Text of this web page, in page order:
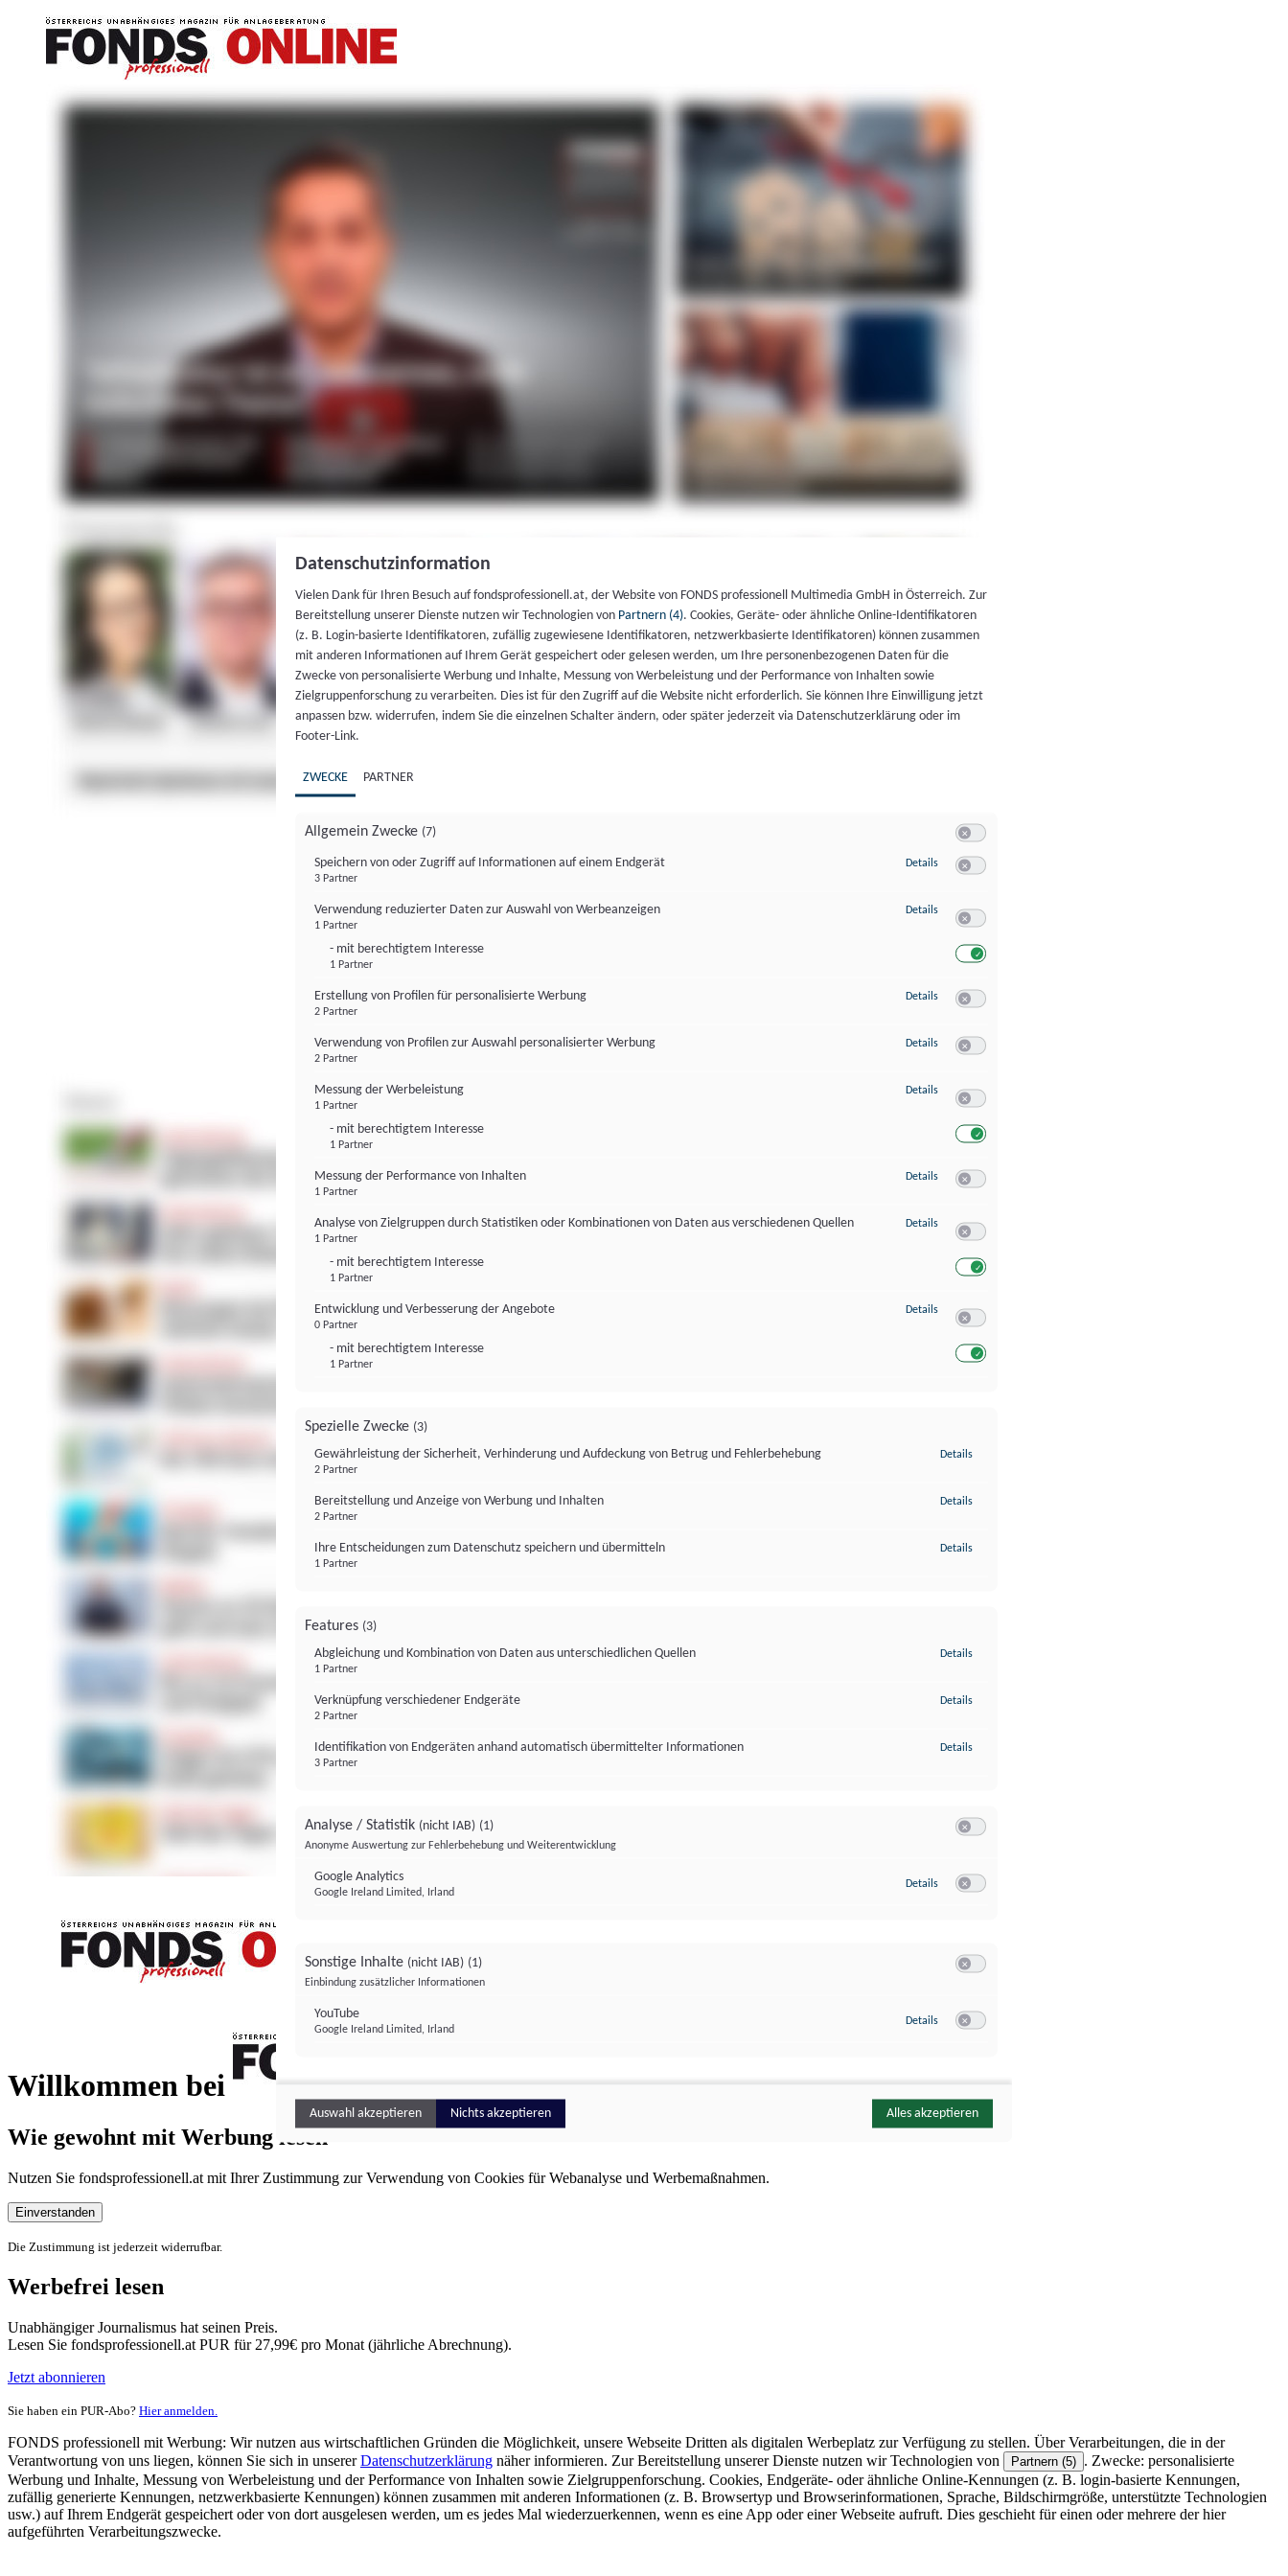
Willkommen bei
FONDS professionell
Wie gewohnt mit Werbung lesen
Nutzen Sie fondsprofessionell.at mit Ihrer Zustimmung zur Verwendung von Cookies für Webanalyse und Werbemaßnahmen.
Einverstanden
Die Zustimmung ist jederzeit widerrufbar.
Werbefrei lesen
Unabhängiger Journalismus hat seinen Preis.
Lesen Sie fondsprofessionell.at PUR für 27,99€ pro Monat (jährliche Abrechnung).
Jetzt abonnieren
Sie haben ein PUR-Abo? Hier anmelden.
FONDS professionell mit Werbung: Wir nutzen aus wirtschaftlichen Gründen die Möglichkeit, unsere Webseite Dritten als digitalen Werbeplatz zur Verfügung zu stellen. Über Verarbeitungen, die in der
Verantwortung von uns liegen, können Sie sich in unsererDatenschutzerklärung näher informieren. Zur Bereitstellung unserer Dienste nutzen wir Technologien von Partnern (5) . Zwecke: personalisierte
Werbung und Inhalte, Messung von Werbeleistung und der Performance von Inhalten sowie Zielgruppenforschung. Cookies, Endgeräte- oder ähnliche Online-Kennungen (z. B. login-basierte Kennungen,
zufällig generierte Kennungen, netzwerkbasierte Kennungen) können zusammen mit anderen Informationen (z. B. Browsertyp und Browserinformationen, Sprache, Bildschirmgröße, unterstützte Technologien
usw.) auf Ihrem Endgerät gespeichert oder von dort ausgelesen werden, um es jedes Mal wiederzuerkennen, wenn es eine App oder einer Webseite aufruft. Dies geschieht für einen oder mehrere der hier
aufgeführten Verarbeitungszwecke.
Datenschutzinformation
Vielen Dank für Ihren Besuch auf fondsprofessionell.at, der Website von FONDS professionell Multimedia GmbH in Österreich. Zur
Bereitstellung unserer Dienste nutzen wir Technologien von Partnern (4). Cookies, Geräte- oder ähnliche Online-Identifikatoren
(z. B. Login-basierte Identifikatoren, zufällig zugewiesene Identifikatoren, netzwerkbasierte Identifikatoren) können zusammen
mit anderen Informationen auf Ihrem Gerät gespeichert oder gelesen werden, um Ihre personenbezogenen Daten für die
Zwecke von personalisierte Werbung und Inhalte, Messung von Werbeleistung und der Performance von Inhalten sowie
Zielgruppenforschung zu verarbeiten. Dies ist für den Zugriff auf die Website nicht erforderlich. Sie können Ihre Einwilligung jetzt
anpassen bzw. widerrufen, indem Sie die einzelnen Schalter ändern, oder später jederzeit via Datenschutzerklärung oder im
Footer-Link.
ZWECKE PARTNER
Allgemein Zwecke (7)
Speichern von oder Zugriff auf Informationen auf einem Endgerät
3 Partner
Details zu Speichern von oder Zugriff auf Informationen auf einem Endgerät
Verwendung reduzierter Daten zur Auswahl von Werbeanzeigen
1 Partner
- mit berechtigtem Interesse
1 Partner
Details zu Verwendung reduzierter Daten zur Auswahl von Werbeanzeigen
Erstellung von Profilen für personalisierte Werbung
2 Partner
Details zu Erstellung von Profilen für personalisierte Werbung
Verwendung von Profilen zur Auswahl personalisierter Werbung
2 Partner
Details zu Verwendung von Profilen zur Auswahl personalisierter Werbung
Messung der Werbeleistung
1 Partner
- mit berechtigtem Interesse
1 Partner
Details zu Messung der Werbeleistung
Messung der Performance von Inhalten
1 Partner
Details zu Messung der Performance von Inhalten
Analyse von Zielgruppen durch Statistiken oder Kombinationen von Daten aus verschiedenen Quellen
1 Partner
- mit berechtigtem Interesse
1 Partner
Details zu Analyse von Zielgruppen durch Statistiken oder Kombinationen von
Entwicklung und Verbesserung der Angebote
0 Partner
- mit berechtigtem Interesse
1 Partner
Details zu Entwicklung und Verbesserung der Angebote
Spezielle Zwecke (3)
Gewährleistung der Sicherheit, Verhinderung und Aufdeckung von Betrug und Fehlerbehebung
2 Partner
Details
Bereitstellung und Anzeige von Werbung und Inhalten
2 Partner
Details
Ihre Entscheidungen zum Datenschutz speichern und übermitteln
1 Partner
Details
Features (3)
Abgleichung und Kombination von Daten aus unterschiedlichen Quellen
1 Partner
Details
Verknüpfung verschiedener Endgeräte
2 Partner
Details
Identifikation von Endgeräten anhand automatisch übermittelter Informationen
3 Partner
Details
Analyse / Statistik (nicht IAB) (1)
Anonyme Auswertung zur Fehlerbehebung und Weiterentwicklung
Google Analytics
Google Ireland Limited, Irland
Details zu Google Analytics
Sonstige Inhalte (nicht IAB) (1)
Einbindung zusätzlicher Informationen
YouTube
Google Ireland Limited, Irland
Details zu YouTube
Auswahl akzeptieren Nichts akzeptieren Alles akzeptieren